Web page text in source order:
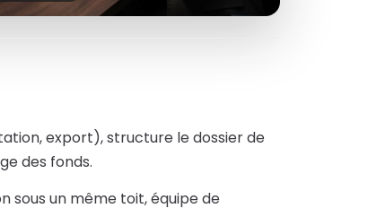
export), structure le dossier de
des fonds.
sous un même toit, équipe de